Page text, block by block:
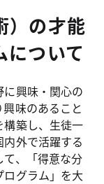
）の才能
について
興味・関心の
味のあること
構築し、生徒一
外で活躍する
、「得意な分
グラム」を大